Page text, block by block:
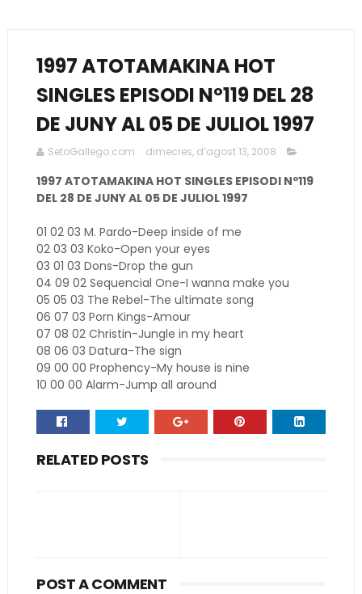
1997 ATOTAMAKINA HOT
SINGLES EPISODI Nº119 DEL 28
DE JUNY AL 05 DE JULIOL 1997
SetoGallego.com dimecres, d’agost 13, 2008
1997 ATOTAMAKINA HOT SINGLES EPISODI Nº119
DEL 28 DE JUNY AL 05 DE JULIOL 1997
01 02 03 M. Pardo-Deep inside of me
02 03 03 Koko-Open your eyes
03 01 03 Dons-Drop the gun
04 09 02 Sequencial One-I wanna make you
05 05 03 The Rebel-The ultimate song
06 07 03 Porn Kings-Amour
07 08 02 Christin-Jungle in my heart
08 06 03 Datura-The sign
09 00 00 Prophency-My house is nine
10 00 00 Alarm-Jump all around
RELATED POSTS
POST A COMMENT